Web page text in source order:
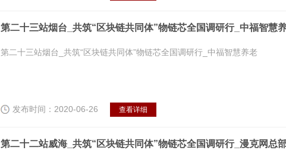
第二十三站烟台_共筑“区块链共同体”物链芯全国调研行_中福智慧
第二十三站烟台_共筑“区块链共同体”物链芯全国调研行_中福智慧养老
发布时间：2020-06-26 查看详细
第二十二站威海_共筑“区块链共同体”物链芯全国调研行_漫克网总